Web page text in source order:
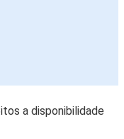
a disponibilidade